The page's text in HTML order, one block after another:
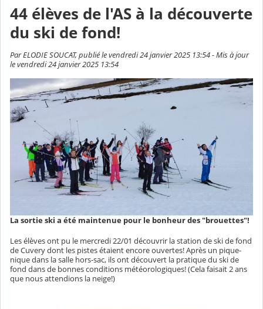
44 élèves de l'AS à la découverte
du ski de fond!
Par ELODIE SOUCAT, publié le vendredi 24 janvier 2025 13:54 - Mis à jour
le vendredi 24 janvier 2025 13:54
La sortie ski a été maintenue pour le bonheur des "brouettes"!
Les élèves ont pu le mercredi 22/01 découvrir la station de ski de fond
de Cuvery dont les pistes étaient encore ouvertes! Après un pique-
nique dans la salle hors-sac, ils ont découvert la pratique du ski de
fond dans de bonnes conditions météorologiques! (Cela faisait 2 ans
que nous attendions la neige!)